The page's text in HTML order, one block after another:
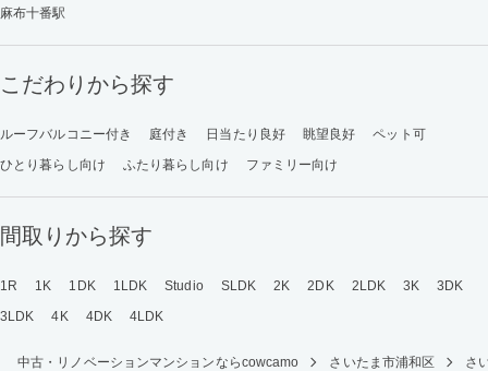
麻布十番駅
こだわりから探す
ルーフバルコニー付き 庭付き 日当たり良好 眺望良好
ペット可
ひとり暮らし向け
ふたり暮らし向け ファミリー向け
間取りから探す
1R 1K 1DK 1LDK Studio SLDK 2K 2DK 2LDK 3K
3DK
3LDK
4K 4DK 4LDK
中古・リノベーションマンションならcowcamo さいたま市浦和区 さ